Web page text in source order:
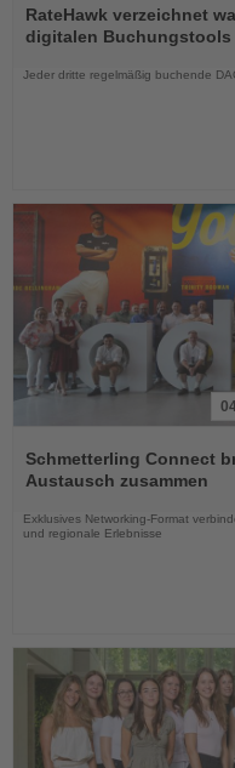
Sie
die
Nachrichten
RateHawk verzeichnet
digitalen Buchungstools
Jeder dritte regelmäßig buchende
Sie
die
Schmetterling Connect
Austausch zusammen
Exklusives Networking-Format
und regionale Erlebnisse